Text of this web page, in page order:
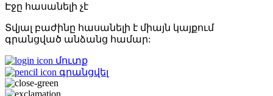
Էջը հասանելի չէ
Տվյալ բաժինը հասանելի է միայն կայքում
գրանցված անձանց համար:
մուտք
գրանցվել